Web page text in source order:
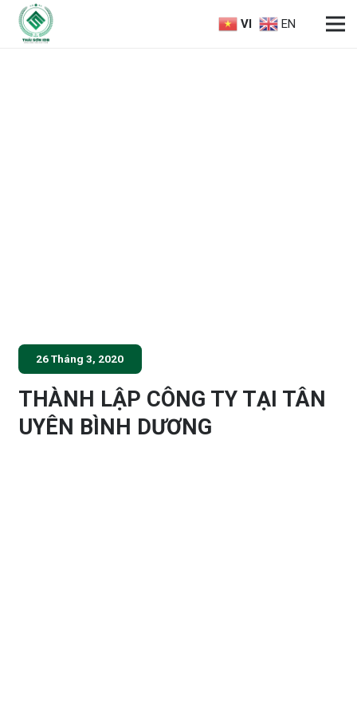
VI EN
26 Tháng 3, 2020
THÀNH LẬP CÔNG TY TẠI TÂN
UYÊN BÌNH DƯƠNG